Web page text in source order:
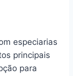
especiarias
principais
para